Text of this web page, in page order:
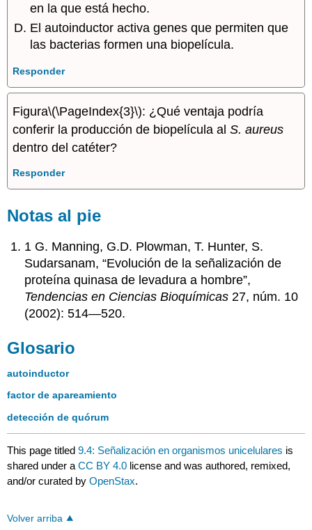
en la que está hecho.
El autoinductor activa genes que permiten que
las bacterias formen una biopelícula.
Responder
Figura\(\PageIndex{3}\): ¿Qué ventaja podría
conferir la producción de biopelícula alS. aureus
dentro del catéter?
Responder
Notas al pie
1 G. Manning, G.D. Plowman, T. Hunter, S.
Sudarsanam, “Evolución de la señalización de
proteína quinasa de levadura a hombre”,
Tendencias en Ciencias Bioquímicas 27, núm. 10
(2002): 514—520.
Glosario
autoinductor
factor de apareamiento
detección de quórum
This page titled9.4: Señalización en organismos unicelulares is
shared under aCC BY 4.0 license and was authored, remixed,
and/or curated byOpenStax.
Volver arriba